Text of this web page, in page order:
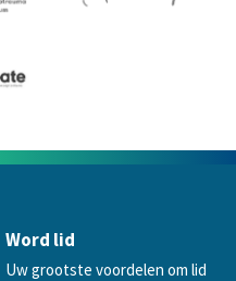
Word lid
Uw grootste voordelen om lid